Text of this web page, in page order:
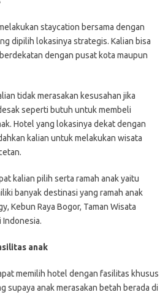
staycation bersama dengan
dipilih lokasinya strategis. Kalian bisa
dengan pusat kota maupun
tidak merasakan kesusahan jika
seperti butuh untuk membeli
Hotel yang lokasinya dekat dengan
kalian untuk melakukan wisata
kalian pilih serta ramah anak yaitu
banyak destinasi yang ramah anak
Kebun Raya Bogor, Taman Wisata
Indonesia.
anak
memilih hotel dengan fasilitas khusus
supaya anak merasakan betah berada di